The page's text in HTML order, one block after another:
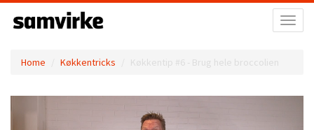
Home Køkkentricks Køkkentip #6 - Brug hele broccolien